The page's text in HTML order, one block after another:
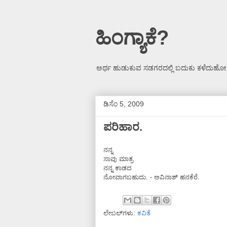
ಹಿಂಗ್ಯಾಕೆ?
ಅರ್ಥ ಹುಡುಕುವ ಸಡಗರದಲ್ಲಿ ಬದುಕು
ಡಿಸೆಂ 5, 2009
ಪರಿಹಾರ.
ನನ್ನ
ಸಾವು ಮಾತ್ರ
ನನ್ನ ಕಾಡದ
ನೋವಾಗಬಹುದು. - ಅವಿನಾಶ್ ಹನಕೆರೆ.
ಲೇಬಲ್‌ಗಳು: ಕವಿತೆ